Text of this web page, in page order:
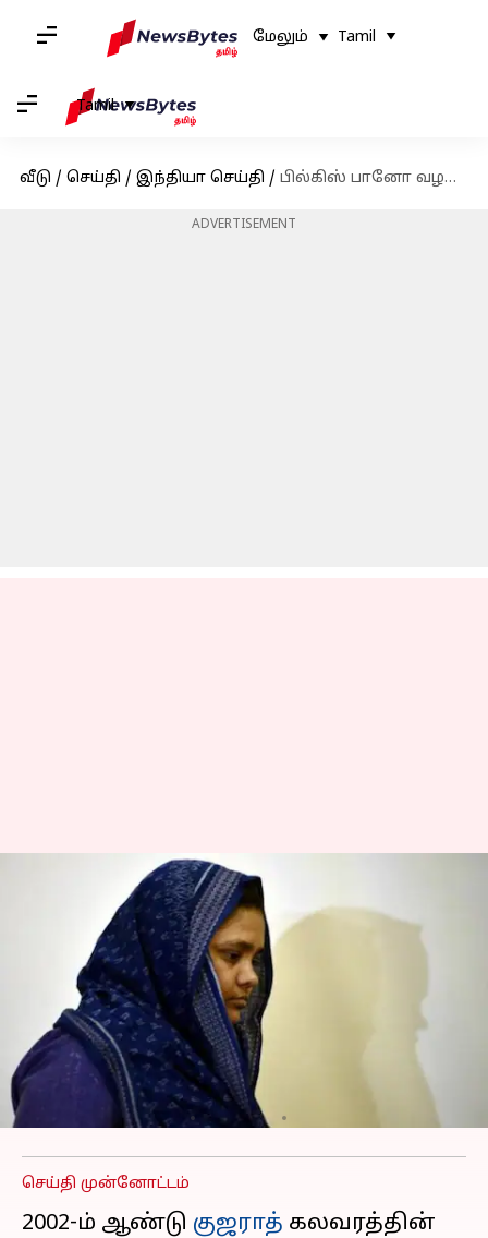
மேலும் Tamil
Tamil
வீடு / செய்தி / இந்தியா செய்தி / பில்கிஸ் பானோ வழக்கு: பலாத்கார குற்றவாளிகளை முன்கூட்டியே விடுதலை செய்ய அனுமதி அளித்த குஜராத் உத்தரவை ரத்து செய்தது உச்சநீதிமன்றம்
ADVERTISEMENT
பில்கிஸ் பானோ வழக்கு:
பலாத்கார
குற்றவாளிகளை
முன்கூட்டியே விடுதலை
செய்ய அனுமதி அளித்த
குஜராத் உத்தரவை ரத்து
செய்தது உச்சநீதிமன்றம்
Sindhuja SM Jan 08, 2024
செய்தி முன்னோட்டம்
2002-ம் ஆண்டு குஜராத் கலவரத்தின்